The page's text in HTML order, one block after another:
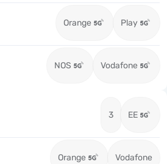
Orange Play
NOS Vodafone
3 EE
Orange Vodafone